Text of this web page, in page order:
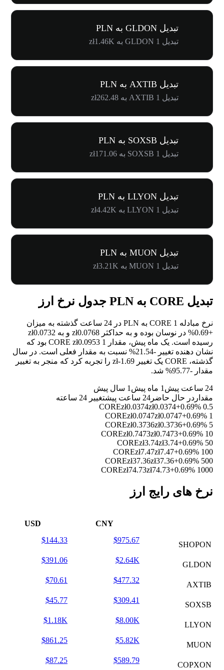
تبدیل GLDON به PLN
تبدیل 1 GLDON به zł1.46K
تبدیل AXTIB به PLN
تبدیل 1 AXTIB به zł262.48
تبدیل SOXSB به PLN
تبدیل 1 SOXSB به zł171.06
تبدیل LLYON به PLN
تبدیل 1 LLYON به zł4.42K
تبدیل MUON به PLN
تبدیل 1 MUON به zł3.21K
تبدیل CORE به PLN جدول نرخ ارز
نرخ مبادله 1 CORE به PLN در 24 ساعت گذشته به میزان
+0.69%
در نوسان بوده و به حداکثر zł0.0768 و به zł0.0732
رسیده است. یک ماه پیش، مقدار 1 CORE zł0.0953 بود که
نشان دهنده تغییر -21.54%
نسبت به مقدار فعلی است. در سال
گذشته، CORE یک تغییر zł-1.69 را تجربه کرد که منجر به تغییر
مقدار -95.77% شد.
24 ساعت پیش 1 ماه پیش
1 سال پیش
مقدار در حال حاضر 24 ساعت پیش
تغییر 24 ساعته
0.5 CORE
zł0.0374zł0.0374+0.69%
1 CORE
zł0.0747zł0.0747+0.69%
5 CORE
zł0.3736zł0.3736+0.69%
10 CORE
zł0.7473zł0.7473+0.69%
50 CORE
zł3.74zł3.74+0.69%
100 CORE
zł7.47zł7.47+0.69%
500 CORE
zł37.36zł37.36+0.69%
1000 CORE
zł74.73zł74.73+0.69%
نرخ های رایج ارز
CNY
USD
SHOPON
$975.67
$144.33
GLDON
$2.64K
$391.06
AXTIB
$477.32
$70.61
SOXSB
$309.41
$45.77
LLYON
$8.00K
$1.18K
MUON
$5.82K
$861.25
COPXON
$589.79
$87.25